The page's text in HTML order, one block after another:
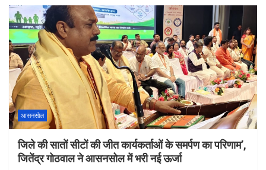
आसनसोल
जिले की सातों सीटों की जीत कार्यकर्ताओं के समर्पण का परिणाम’,
जितेंद्र गोठवाल ने आसनसोल में भरी नई ऊर्जा